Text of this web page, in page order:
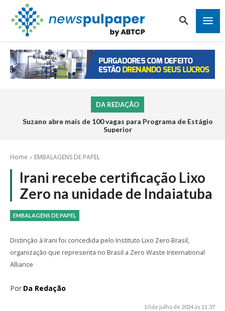
DA REDAÇÃO
Suzano abre mais de 100 vagas para Programa de Estágio
Superior
Home EMBALAGENS DE PAPEL
Irani recebe certificação Lixo
Zero na unidade de Indaiatuba
EMBALAGENS DE PAPEL
Distinção à Irani foi concedida pelo Instituto Lixo Zero Brasil,
organização que representa no Brasil a Zero Waste International
Alliance
Por Da Redação
10 de julho de 2024 às 11:37